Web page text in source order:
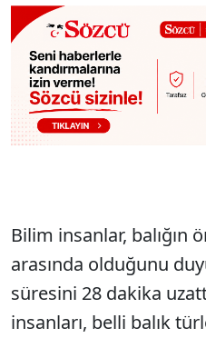
Bilim insanlar, balığın
arasında olduğunu
süresini 28 dakika
insanları, belli balık